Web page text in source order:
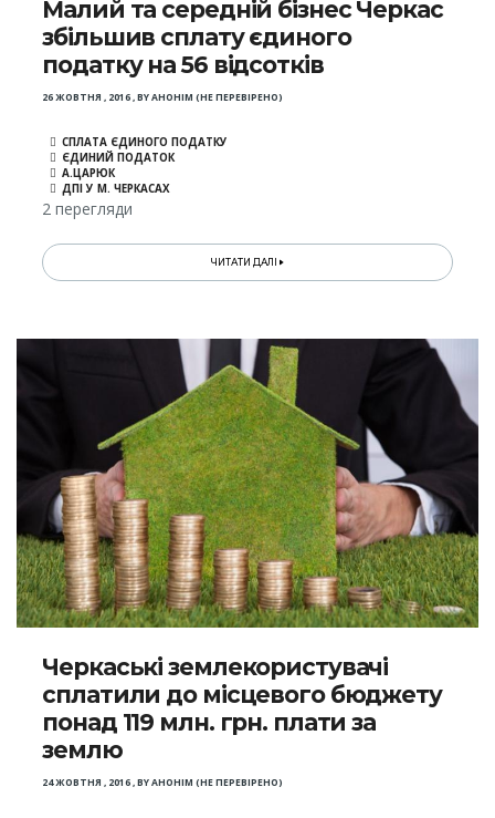
Малий та середній бізнес Черкас
збільшив сплату єдиного
податку на 56 відсотків
26 ЖОВТНЯ , 2016,BYАНОНІМ (НЕ ПЕРЕВІРЕНО)
СПЛАТА ЄДИНОГО ПОДАТКУ
ЄДИНИЙ ПОДАТОК
А.ЦАРЮК
ДПІ У М. ЧЕРКАСАХ
2 перегляди
ЧИТАТИ ДАЛІ
Черкаські землекористувачі
сплатили до місцевого бюджету
понад 119 млн. грн. плати за
землю
24 ЖОВТНЯ , 2016,BYАНОНІМ (НЕ ПЕРЕВІРЕНО)